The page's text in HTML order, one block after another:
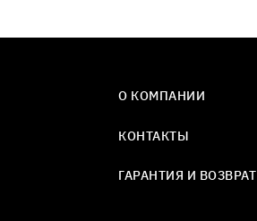
О КОМПАНИИ
КОНТАКТЫ
ГАРАНТИЯ И ВОЗВРАТ